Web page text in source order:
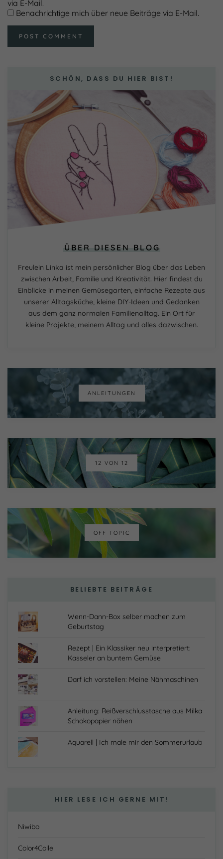
via E-Mail.
Benachrichtige mich über neue Beiträge via E-Mail.
SCHÖN, DASS DU HIER BIST!
ÜBER DIESEN BLOG
Freulein Linka ist mein persönlicher Blog über das Leben
zwischen Arbeit, Familie und Kreativität. Hier findest du
Einblicke in meinen Gemüsegarten, einfache Rezepte aus
unserer Alltagsküche, kleine DIY-Ideen und Gedanken
aus dem ganz normalen Familienalltag. Ein Ort für
kleine Projekte, meinem Alltag und alles dazwischen.
ANLEITUNGEN
12 VON 12
OFF TOPIC
BELIEBTE BEITRÄGE
Wenn-Dann-Box selber machen zum
Geburtstag
Rezept | Ein Klassiker neu interpretiert:
Kasseler an buntem Gemüse
Darf ich vorstellen: Meine Nähmaschinen
Anleitung: Reißverschlusstasche aus Milka
Schokopapier nähen
Aquarell | Ich male mir den Sommerurlaub
HIER LESE ICH GERNE MIT!
Niwibo
Color4Colle